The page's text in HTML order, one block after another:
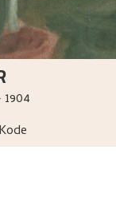
1904